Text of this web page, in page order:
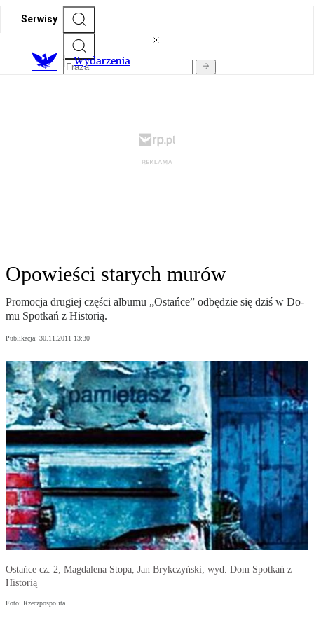
Serwisy
Wydarzenia
Opowieści starych murów
Pro­mo­cja dru­giej czę­ści al­bu­mu „Ostań­ce” od­bę­dzie się dziś w Do­
mu Spo­tkań z Hi­sto­rią.
Publikacja: 30.11.2011 13:30
Ostańce cz. 2; Magdalena Stopa, Jan Brykczyński; wyd. Dom Spotkań z
Historią
Foto: Rzeczpospolita